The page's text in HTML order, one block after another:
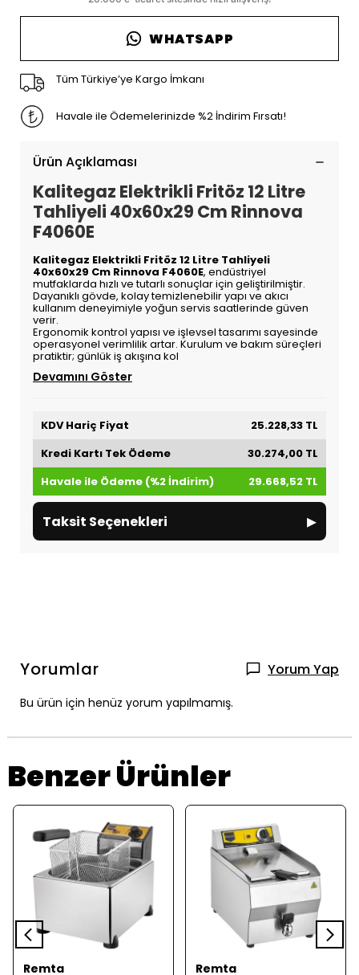
WHATSAPP
Tüm Türkiye’ye Kargo İmkanı
Havale ile Ödemelerinizde %2 İndirim Fırsatı!
Ürün Açıklaması
Kalitegaz Elektrikli Fritöz 12 Litre
Tahliyeli 40x60x29 Cm Rinnova
F4060E
Kalitegaz Elektrikli Fritöz 12 Litre Tahliyeli
40x60x29 Cm Rinnova F4060E, endüstriyel
mutfaklarda hızlı ve tutarlı sonuçlar için geliştirilmiştir.
Dayanıklı gövde, kolay temizlenebilir yapı ve akıcı
kullanım deneyimiyle yoğun servis saatlerinde güven
verir.
Ergonomik kontrol yapısı ve işlevsel tasarımı sayesinde
operasyonel verimlilik artar. Kurulum ve bakım süreçleri
pratiktir; günlük iş akışına kol
Devamını Göster
KDV Hariç Fiyat
25.228,33 TL
Kredi Kartı Tek Ödeme
30.274,00 TL
Havale ile Ödeme (%2 İndirim)
29.668,52 TL
Taksit Seçenekleri ▸
Yorumlar Yorum Yap
Bu ürün için henüz yorum yapılmamış.
Benzer Ürünler
Remta Remta